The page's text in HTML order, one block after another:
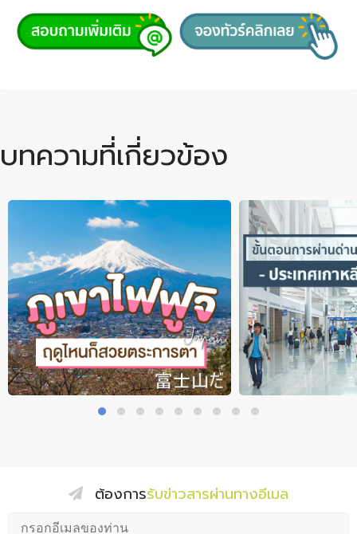
บทความที่เกี่ยวข้อง
ต้องการรับข่าวสารผ่านทางอีเมล